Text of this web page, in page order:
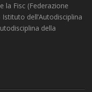
la Fisc (Federazione
dell’Autodisciplina
della